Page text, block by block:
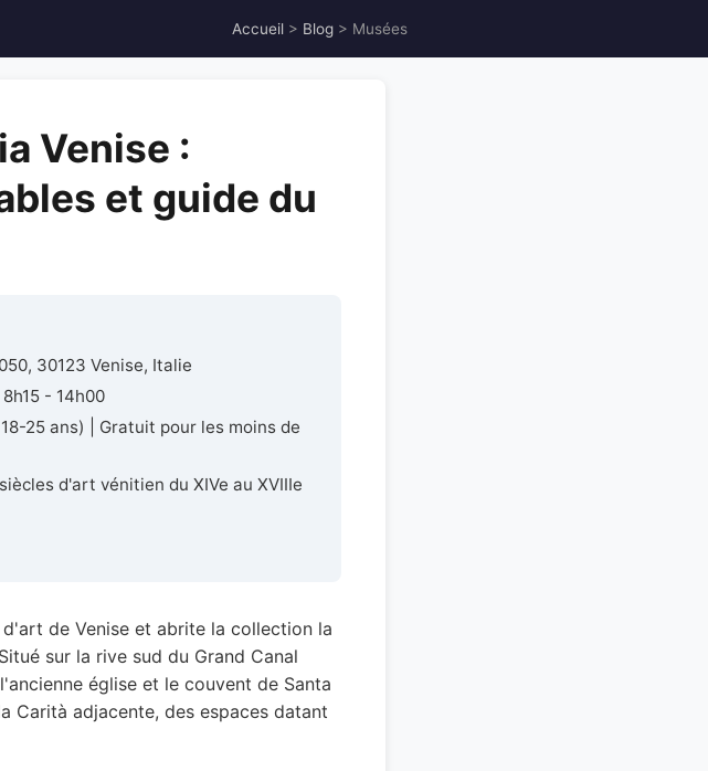
Accueil > Blog > Musées
Venise :
et guide du
30123 Venise, Italie
- 14h00
25 ans) | Gratuit pour les moins de
d'art vénitien du XIVe au XVIIIe
de Venise et abrite la collection la
sur la rive sud du Grand Canal
église et le couvent de Santa
Carità adjacente, des espaces datant